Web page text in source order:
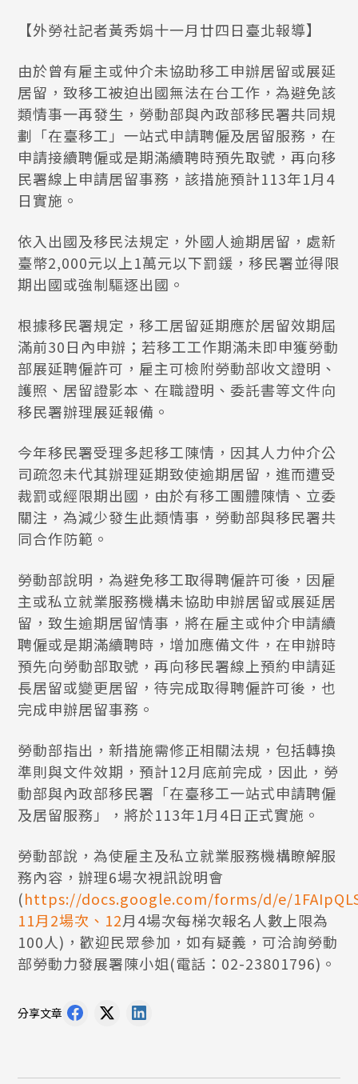
【外勞社記者黃秀娟十一月廿四日臺北報導】
由於曾有雇主或仲介未協助移工申辦居留或展延
居留，致移工被迫出國無法在台工作，為避免該
類情事一再發生，勞動部與內政部移民署共同規
劃「在臺移工」一站式申請聘僱及居留服務，在
申請接續聘僱或是期滿續聘時預先取號，再向移
民署線上申請居留事務，該措施預計113年1月4
日實施。
依入出國及移民法規定，外國人逾期居留，處新
臺幣2,000元以上1萬元以下罰鍰，移民署並得限
期出國或強制驅逐出國。
根據移民署規定，移工居留延期應於居留效期屆
滿前30日內申辦；若移工工作期滿未即申獲勞動
部展延聘僱許可，雇主可檢附勞動部收文證明、
護照、居留證影本、在職證明、委託書等文件向
移民署辦理展延報備。
今年移民署受理多起移工陳情，因其人力仲介公
司疏忽未代其辦理延期致使逾期居留，進而遭受
裁罰或經限期出國，由於有移工團體陳情、立委
關注，為減少發生此類情事，勞動部與移民署共
同合作防範。
勞動部說明，為避免移工取得聘僱許可後，因雇
主或私立就業服務機構未協助申辦居留或展延居
留，致生逾期居留情事，將在雇主或仲介申請續
聘僱或是期滿續聘時，增加應備文件，在申辦時
預先向勞動部取號，再向移民署線上預約申請延
長居留或變更居留，待完成取得聘僱許可後，也
完成申辦居留事務。
勞動部指出，新措施需修正相關法規，包括轉換
準則與文件效期，預計12月底前完成，因此，勞
動部與內政部移民署「在臺移工一站式申請聘僱
及居留服務」，將於113年1月4日正式實施。
勞動部說，為使雇主及私立就業服務機構瞭解服
務內容，辦理6場次視訊說明會
(https://docs.google.com/forms/d/e/
11月2場次、12月4場次每梯次報名人數上限為
100人)，歡迎民眾參加，如有疑義，可洽詢勞動
部勞動力發展署陳小姐(電話：02-23801796)。
分享文章